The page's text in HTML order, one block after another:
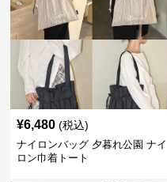
¥6,480 (税込)
ナイロンバッグ 夕暮れ公園 ナイ
ロン巾着トート